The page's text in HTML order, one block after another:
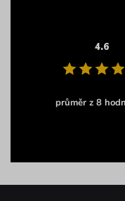
4.6
průměr z 8